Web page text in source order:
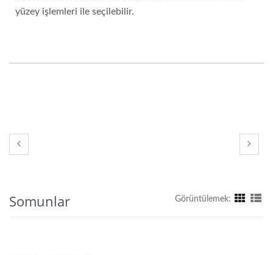
yüzey işlemleri ile seçilebilir.
Somunlar Görüntülemek: